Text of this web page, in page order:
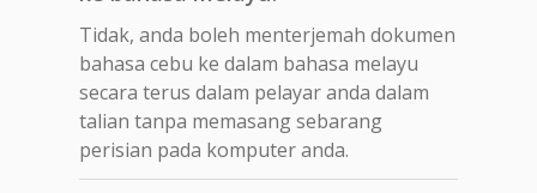
Tidak, anda boleh menterjemah dokumen
bahasa cebu ke dalam bahasa melayu
secara terus dalam pelayar anda dalam
talian tanpa memasang sebarang
perisian pada komputer anda.